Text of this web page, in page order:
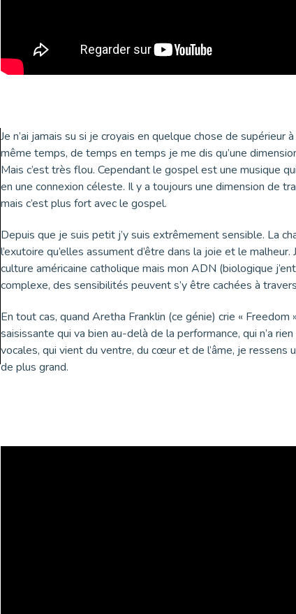
Je n’ai jamais su si je croyais en quelque chose de supérieur
même temps, de temps en temps je me dis qu’une
Mais c’est très flou. Cependant le gospel est une musique
en une connexion céleste. Il y a toujours une dimension de
mais c’est plus fort avec le gospel.
Depuis que je suis petit j’y suis extrêmement sensible. La
l’exutoire qu’elles assument d’être dans la joie et le malheur.
culture américaine catholique mais mon ADN (biologique
complexe, des sensibilités peuvent s’y être cachées à
En tout cas, quand Aretha Franklin (ce génie) crie « Freedom
saisissante qui va bien au-delà de la performance, qui n’a
vocales, qui vient du ventre, du cœur et de l’âme, je ressens
de plus grand.